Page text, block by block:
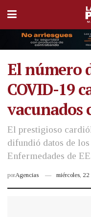
El número
COVID-19
vacunados
El prestigioso
difundió datos de
Enfermedades de
porAgencias miércoles,